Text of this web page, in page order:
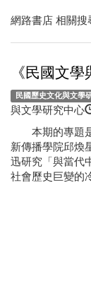
網路書店 相關搜
《民國文
民國歷史文化與文學
與文學研究中心
本期的專題是
新傳播學院邱煥
迅研究「與當代
社會歷史巨變的